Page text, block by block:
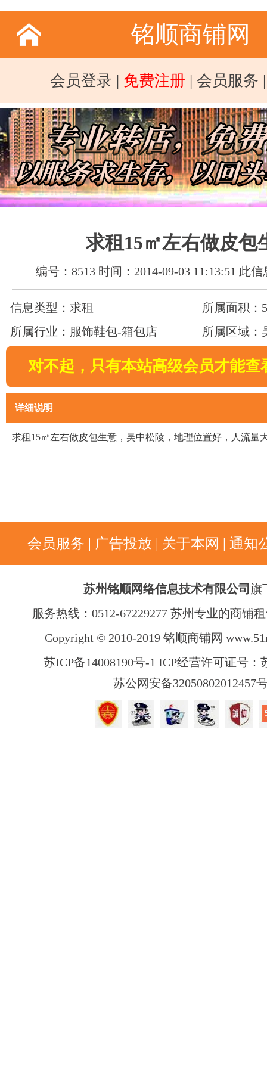
铭顺商铺网
会员登录 | 免费注册 | 会员服务
求租15㎡左右做皮包
编号：8513 时间：2014-09-03 11:13:51 此
信息类型：求租
所属面积：
所属行业：服饰鞋包-箱包店
所属区域：
对不起，只有本站高级会员才能查
详细说明
求租15㎡左右做皮包生意，吴中松陵，地理位置好，人流量
会员服务 | 广告投放 | 关于本网 | 通知
苏州铭顺网络信息技术有限公司 旗
服务热线：0512-67229277 苏州专业的商铺
Copyright © 2010-2019 铭顺商铺网
苏ICP备14008190号-1 ICP经营许可证号：
苏公网安备32050802012457